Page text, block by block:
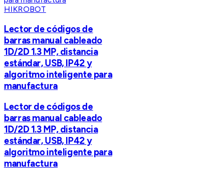
HIKROBOT
Lector de códigos de
barras manual cableado
1D/2D 1.3 MP, distancia
estándar, USB, IP42 y
algoritmo inteligente para
manufactura
Lector de códigos de
barras manual cableado
1D/2D 1.3 MP, distancia
estándar, USB, IP42 y
algoritmo inteligente para
manufactura